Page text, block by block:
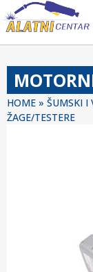
HOME » ŠUMSKI I
ŽAGE/TESTERE